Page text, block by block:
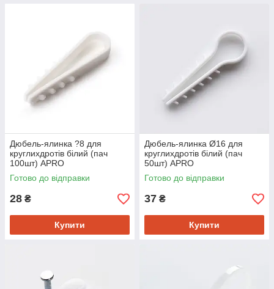
Дюбель-ялинка ?8 для
круглихдротів білий (пач
100шт) APRO
Готово до відправки
28 ₴
Купити
Дюбель-ялинка Ø16 для
круглихдротів білий (пач
50шт) APRO
Готово до відправки
37 ₴
Купити